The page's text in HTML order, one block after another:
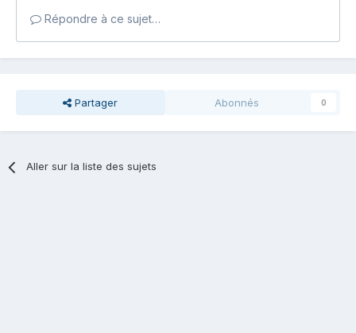
Répondre à ce sujet…
Partager Abonnés 0
Aller sur la liste des sujets